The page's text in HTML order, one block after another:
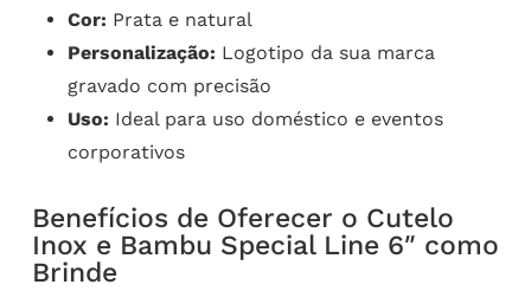
Cor: Prata e natural
Personalização: Logotipo da sua marca
gravado com precisão
Uso: Ideal para uso doméstico e eventos
corporativos
Benefícios de Oferecer o Cutelo
Inox e Bambu Special Line 6″ como
Brinde